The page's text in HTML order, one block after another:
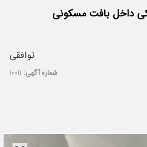
داخل بافت مسکونی
توافقی
شماره آگهی: 10011